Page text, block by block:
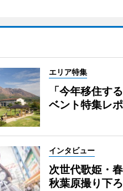
エリア特集
「今年移住す
ベント特集レ
インタビュー
次世代歌姫・
秋葉原撮り下